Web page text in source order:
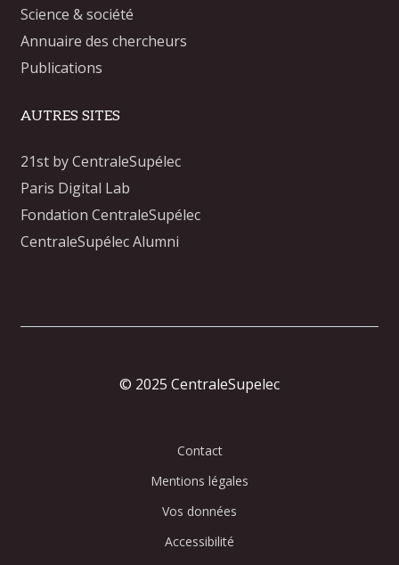
Science & société
Annuaire des chercheurs
Publications
AUTRES SITES
21st by CentraleSupélec
Paris Digital Lab
Fondation CentraleSupélec
CentraleSupélec Alumni
© 2025 CentraleSupelec
Contact
Mentions légales
Vos données
Accessibilité